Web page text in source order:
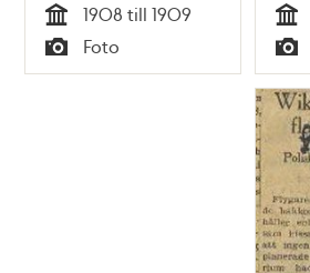
Tid
1908 till 1909
Typ
Foto Tid
Typ